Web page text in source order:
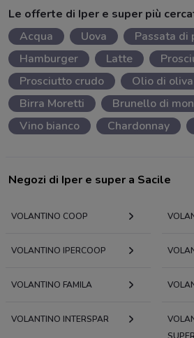
Le offerte di Iper e super più
Acqua
Uova
Passata di
Hamburger
Latte
Prosciutto crudo
Olio di oliva
Birra Moretti
Brunello di
Vino bianco
Chardonnay
Negozi di Iper e super a Sacile
VOLANTINO COOP
VOLANTINO IPERCOOP
VOLANTINO FAMILA
VOLANTINO INTERSPAR